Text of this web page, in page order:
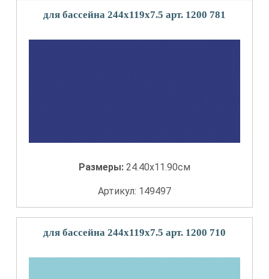
для бассейна 244x119x7.5 арт. 1200 781
Размеры: 24.40x11.90см
Артикул: 149497
для бассейна 244x119x7.5 арт. 1200 710